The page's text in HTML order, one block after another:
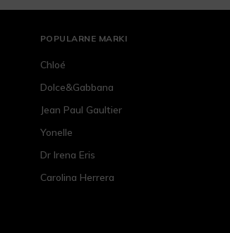
POPULARNE MARKI
Chloé
Dolce&Gabbana
Jean Paul Gaultier
Yonelle
Dr Irena Eris
Carolina Herrera